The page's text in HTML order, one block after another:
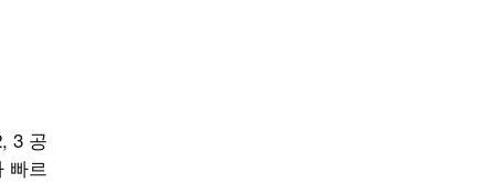
3 공
빠르